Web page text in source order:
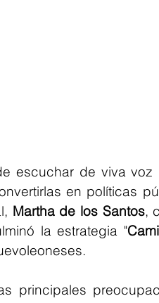
en políticas
Martha de los Santos,
la estrategia "
principales